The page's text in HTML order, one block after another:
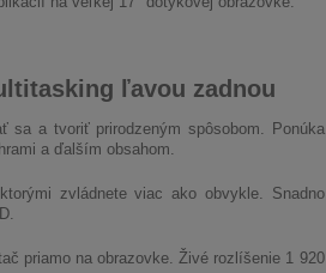
ľavou zadnou
sa a tvoriť prirodzeným spôsobom. Ponúka
a ďalším obsahom.
zvládnete viac ako obvykle. Snadno
priamo na obrazovke. Živé rozlíšenie 1 920